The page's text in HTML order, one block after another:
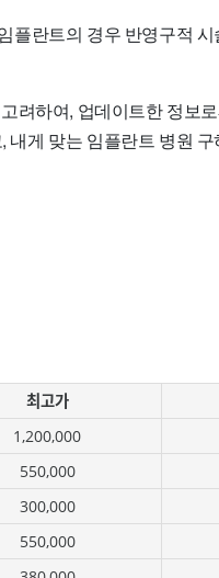
플란트의 경우 반영구적
려하여, 업데이트한 정보
게 맞는 임플란트 병원
최고가
1,200,000
550,000
300,000
550,000